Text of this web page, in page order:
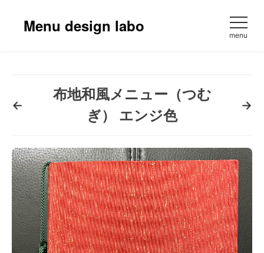
Menu design labo menu
←
布地和風メニュー（つむ
ぎ） エンジ色
→